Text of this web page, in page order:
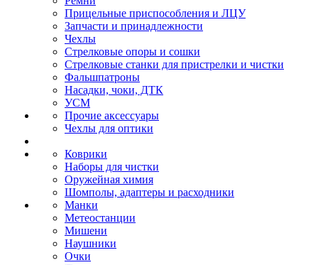
Прицельные приспособления и ЛЦУ
Запчасти и принадлежности
Чехлы
Стрелковые опоры и сошки
Стрелковые станки для пристрелки и чистки
Фальшпатроны
Насадки, чоки, ДТК
УСМ
Прочие аксессуары
Чехлы для оптики
Коврики
Наборы для чистки
Оружейная химия
Шомполы, адаптеры и расходники
Манки
Метеостанции
Мишени
Наушники
Очки